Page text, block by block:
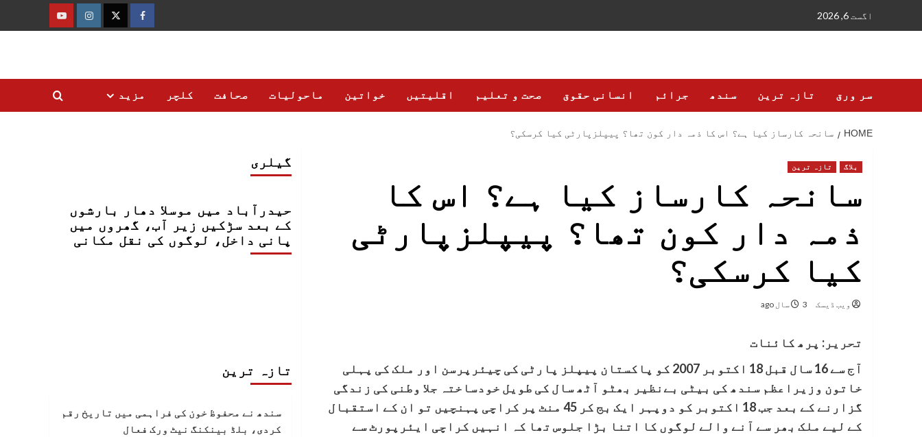
اگست 6, 2026
فیس
ٹوئٹرانسٹاگرام
یوٹیوب
سر ورق تازہ ترین سندھ جرائم انسانی حقوق صحت و تعلیم اقلیتیں خواتین ماحولیات صحافت کلچر مزید
HOME سانحہ کارساز کیا ہے؟ اس کا ذمہ دار کون تھا؟ پیپلزپارٹی کیا کرسکی؟
بلاگ تازہ ترین
سانحہ کارساز کیا ہے؟ اس کا
ذمہ دار کون تھا؟ پیپلزپارٹی
کیا کرسکی؟
ویب ڈیسک 3 سال ago
تحریر: پرھ کائنات
آج سے 16 سال قبل 18 اکتوبر 2007 کو پاکستان پیپلز پارٹی کی چیئرپرسن اور ملک کی پہلی
خاتون وزیراعظم سندھ کی بیٹی بےنظیر بھٹو آٹھ سال کی طویل خودساختہ جلا وطنی کی زندگی
گزارنے کے بعد جب 18 اکتوبر کو دوپہر ایک بج کر 45 منٹ پر کراچی پہنچیں تو ان کے استقبال
کے لیے ملک بھر سے آنے والے لوگوں کا اتنا بڑا جلوس تھا کہ انہیں کراچی ایئرپورٹ سے
گیلری
حیدرآباد میں موسلا دھار بارشوں
کے بعد سڑکیں زیر آب، گھروں میں
پانی داخل، لوگوں کی نقل مکانی
تازہ ترین
سندھ نے محفوظ خون کی فراہمی میں تاریخ رقم
کردی، بلڈ بینکنگ نیٹ ورک فعال